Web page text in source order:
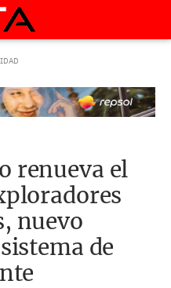
renueva el
nuevo
de